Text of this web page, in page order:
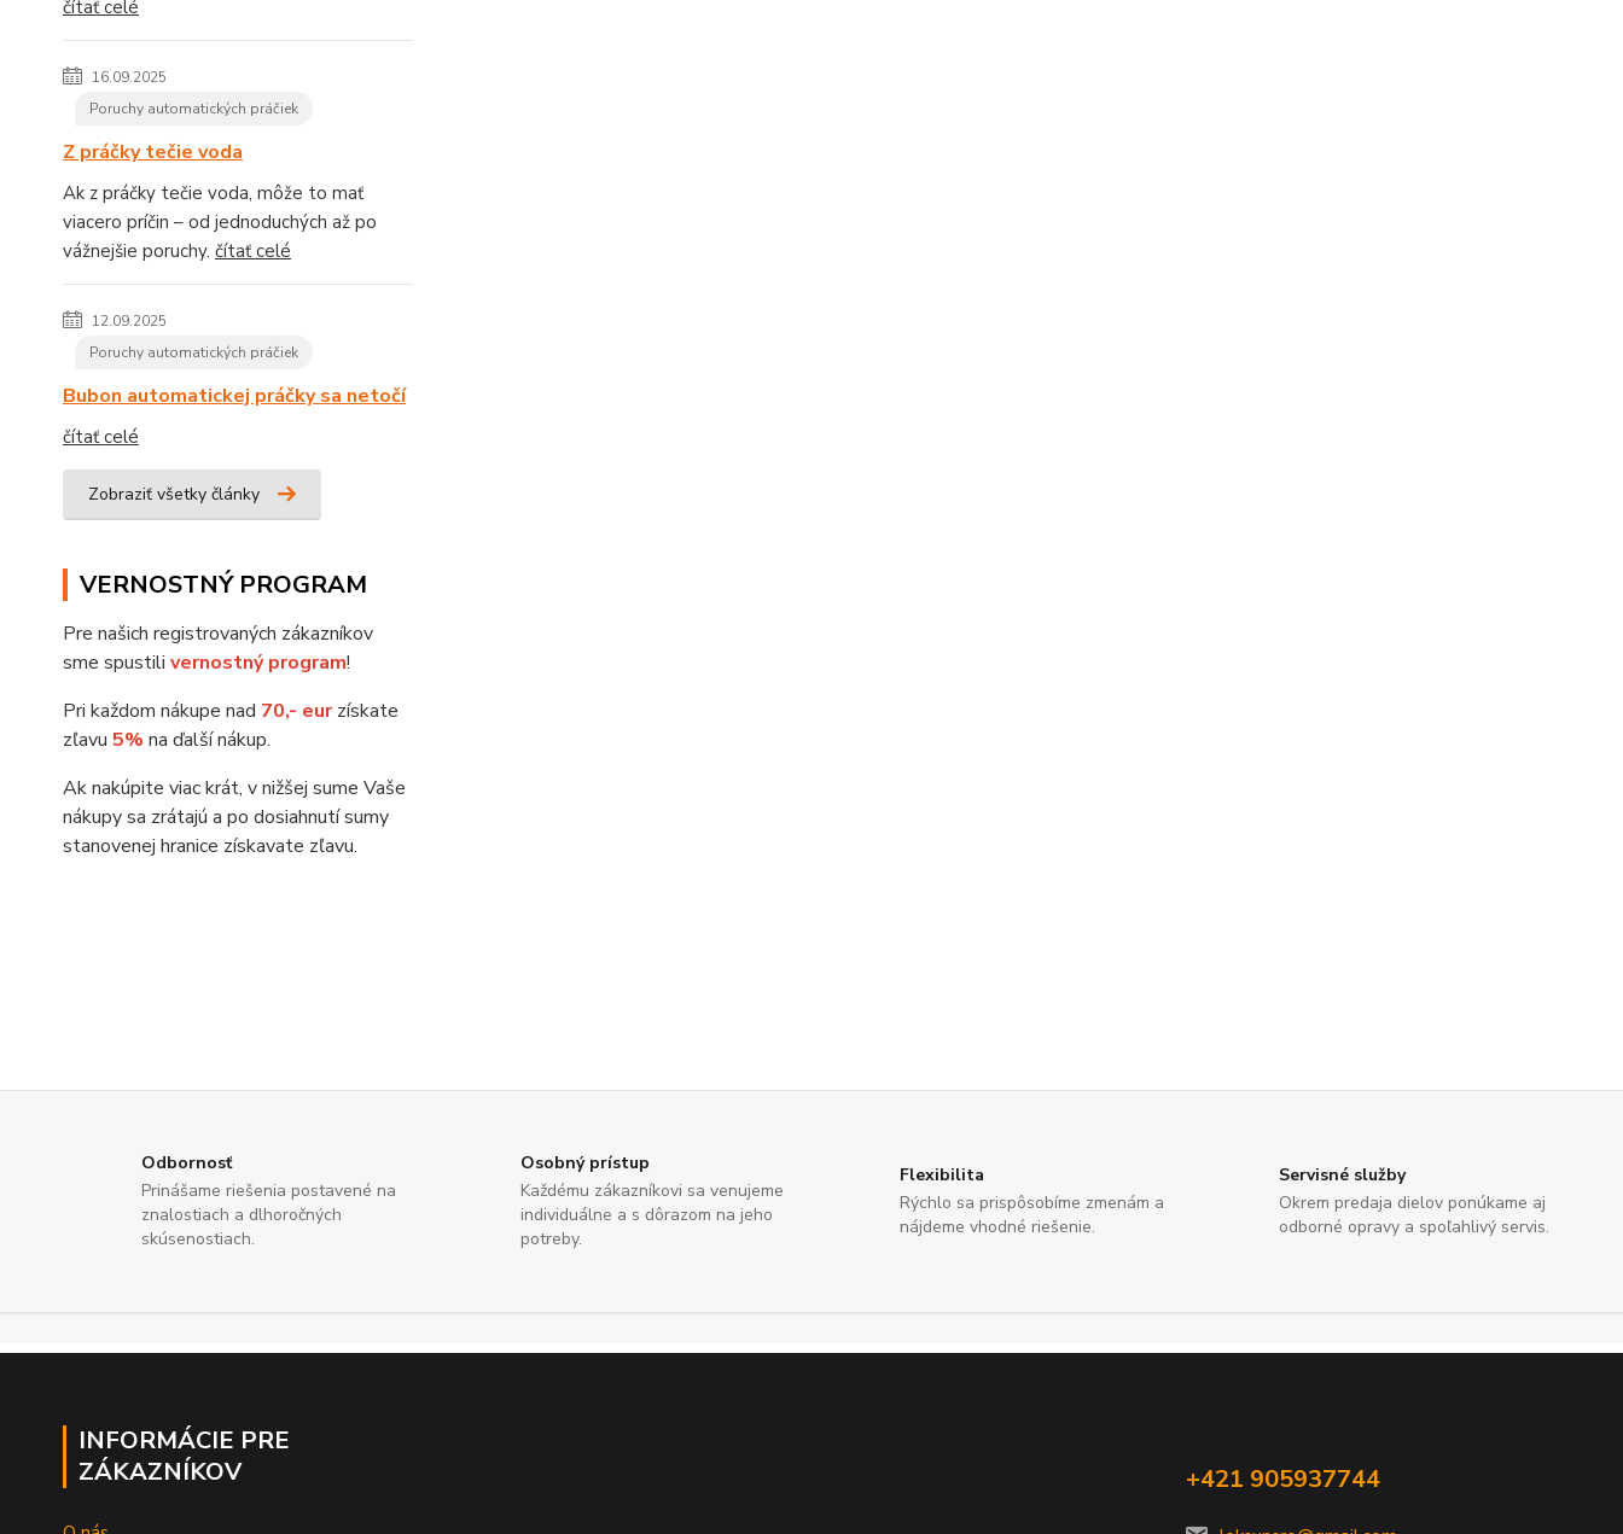
čítať celé
16.09.2025
Poruchy automatických práčiek
Z práčky tečie voda
Ak z práčky tečie voda, môže to mať
viacero príčin – od jednoduchých až po
vážnejšie poruchy. čítať celé
12.09.2025
Poruchy automatických práčiek
Bubon automatickej práčky sa netočí
čítať celé
Zobraziť všetky články
VERNOSTNÝ PROGRAM
Pre našich registrovaných zákazníkov
sme spustili vernostný program!
Pri každom nákupe nad 70,- eurzískate
zľavu 5% na ďalší nákup.
Ak nakúpite viac krát, v nižšej sume Vaše
nákupy sa zrátajú a po dosiahnutí sumy
stanovenej hranice získavate zľavu.
Odbornosť
Prinášame riešenia postavené na
znalostiach a dlhoročných
skúsenostiach.
Osobný prístup
Každému zákazníkovi sa venujeme
individuálne a s dôrazom na jeho
potreby.
Flexibilita
Rýchlo sa prispôsobíme zmenám a
nájdeme vhodné riešenie.
Servisné služby
Okrem predaja dielov ponúkame aj
odborné opravy a spoľahlivý servis.
INFORMÁCIE PRE
ZÁKAZNÍKOV
+421 905937744